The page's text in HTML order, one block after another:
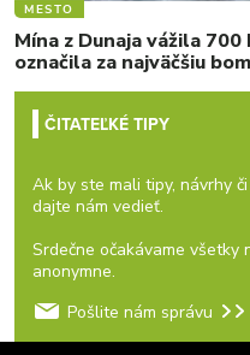
MESTO
Mína z Dunaja vážila
označila za najväčšiu
ČITATEĽKÉ TIPY
Ak by ste mali tipy, návrhy
dajte nám vedieť.
Srdečne očakávame všetky
anonymne.
Pošlite nám správu